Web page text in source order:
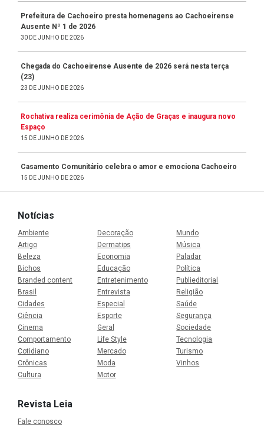
Prefeitura de Cachoeiro presta homenagens ao Cachoeirense
Ausente Nº 1 de 2026
30 DE JUNHO DE 2026
Chegada do Cachoeirense Ausente de 2026 será nesta terça
(23)
23 DE JUNHO DE 2026
Rochativa realiza cerimônia de Ação de Graças e inaugura novo
Espaço
15 DE JUNHO DE 2026
Casamento Comunitário celebra o amor e emociona Cachoeiro
15 DE JUNHO DE 2026
Notícias
Ambiente
Artigo
Beleza
Bichos
Branded content
Brasil
Cidades
Ciência
Cinema
Comportamento
Cotidiano
Crônicas
Cultura
Decoração
Dermatips
Economia
Educação
Entretenimento
Entrevista
Especial
Esporte
Geral
Life Style
Mercado
Moda
Motor
Mundo
Música
Paladar
Política
Publieditorial
Religião
Saúde
Segurança
Sociedade
Tecnologia
Turismo
Vinhos
Revista Leia
Fale conosco